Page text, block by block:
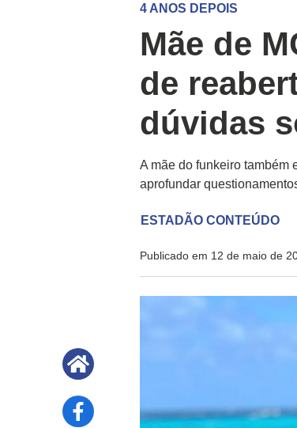
4 ANOS DEPOIS
Mãe de
de
dúvidas
A mãe do funkeiro também
aprofundar
ESTADÃO CONTEÚDO
Publicado em 12 de maio de